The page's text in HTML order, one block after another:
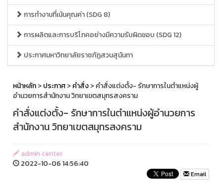
การทำงานที่เน้นคุณค่า (SDG 8)
การผลิตและการบริโภคอย่างมีความรับผิดชอบ (SDG 12)
ประกาศมหาวิทยาลัยราชภัฏสวนสุนันทา
หน้าหลัก>ประกาศ>คำสั่ง> คำสั่งแต่งตั้ง- รักษาการในตำแหน่งผู้
อำนวยการสำนักงาน วิทยาเขตสมุทรสงคราม
คำสั่งแต่งตั้ง- รักษาการในตำแหน่งผู้อำนวยการ
สำนักงาน วิทยาเขตสมุทรสงคราม
admin center
2022-10-06 14:56:40
Email